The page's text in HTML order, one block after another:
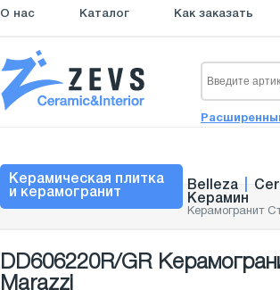
О нас Каталог Как заказать
Керамическая плитка
и керамогранит
Belleza
Керамин
Керамогранит
DD606220R/GR
Marazzi